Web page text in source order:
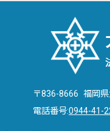
〒836-8666 福岡
電話番号:0944-41-